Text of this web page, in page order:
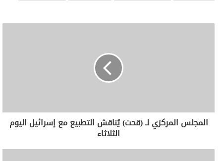
المجلس المركزي لـ (قحت) يُناقش التطبيع مع إسرائيل اليوم
الثلاثاء